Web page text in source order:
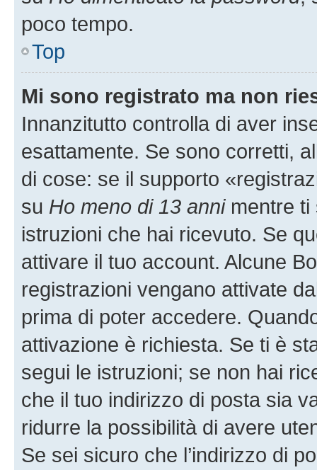
poco tempo.
Top
Mi sono registrato ma non
Innanzitutto controlla di aver
esattamente. Se sono corretti,
di cose: se il supporto
su Ho meno di 13 annimentre ti
istruzioni che hai ricevuto. Se
attivare il tuo account. Alcune
registrazioni vengano attivate
prima di poter accedere.
attivazione è richiesta. Se ti è
segui le istruzioni; se non hai
che il tuo indirizzo di posta sia
ridurre la possibilità di avere
Se sei sicuro che l’indirizzo di